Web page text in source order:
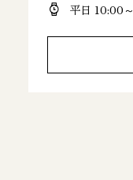
平日 10:00